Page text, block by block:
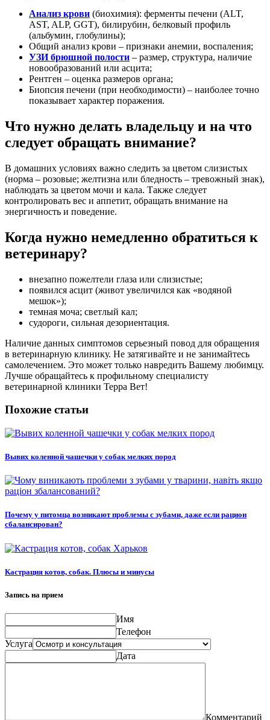
Анализ крови (биохимия): ферменты печени (ALT,
AST, ALP, GGT), билирубин, белковый профиль
(альбумин, глобулины);
Общий анализ крови – признаки анемии, воспаления;
УЗИ брюшной полости – размер, структура, наличие
новообразований или асцита;
Рентген – оценка размеров органа;
Биопсия печени (при необходимости) – наиболее точно
показывает характер поражения.
Что нужно делать владельцу и на что
следует обращать внимание?
В домашних условиях важно следить за цветом слизистых
(норма – розовые; желтизна или бледность – тревожный знак),
наблюдать за цветом мочи и кала. Также следует
контролировать вес и аппетит, обращать внимание на
энергичность и поведение.
Когда нужно немедленно обратиться к
ветеринару?
внезапно пожелтели глаза или слизистые;
появился асцит (живот увеличился как «водяной
мешок»);
темная моча; светлый кал;
судороги, сильная дезориентация.
Наличие данных симптомов серьезный повод для обращения
в ветеринарную клинику. Не затягивайте и не занимайтесь
самолечением. Это может только навредить Вашему любимцу.
Лучше обращайтесь к профильному специалисту
ветеринарной клиники Терра Вет!
Похожие статьи
Вывих коленной чашечки у собак мелких пород
Почему у питомца возникают проблемы с зубами, даже если рацион
сбалансирован?
Кастрация котов, собак. Плюсы и минусы
Запись на прием
Имя
Телефон
Услуга
Дата
Комментарий